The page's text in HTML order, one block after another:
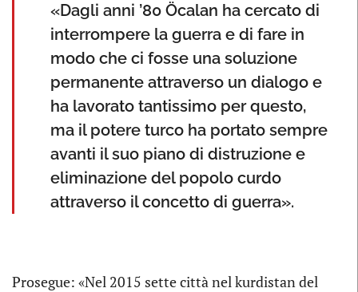
«Dagli anni ’80 Öcalan ha cercato di
interrompere la guerra e di fare in
modo che ci fosse una soluzione
permanente attraverso un dialogo e
ha lavorato tantissimo per questo,
ma il potere turco ha portato sempre
avanti il suo piano di distruzione e
eliminazione del popolo curdo
attraverso il concetto di guerra».
Prosegue: «Nel 2015 sette città nel kurdistan del